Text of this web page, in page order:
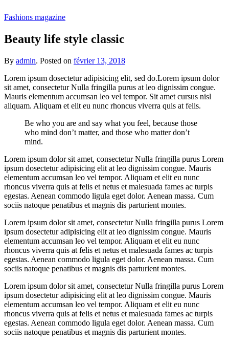
Fashions magazine
Beauty life style classic
By admin. Posted on février 13, 2018
Lorem ipsum dosectetur adipisicing elit, sed do.Lorem ipsum dolor
sit amet, consectetur Nulla fringilla purus at leo dignissim congue.
Mauris elementum accumsan leo vel tempor. Sit amet cursus nisl
aliquam. Aliquam et elit eu nunc rhoncus viverra quis at felis.
Be who you are and say what you feel, because those
who mind don’t matter, and those who matter don’t
mind.
Lorem ipsum dolor sit amet, consectetur Nulla fringilla purus Lorem
ipsum dosectetur adipisicing elit at leo dignissim congue. Mauris
elementum accumsan leo vel tempor. Aliquam et elit eu nunc
rhoncus viverra quis at felis et netus et malesuada fames ac turpis
egestas. Aenean commodo ligula eget dolor. Aenean massa. Cum
sociis natoque penatibus et magnis dis parturient montes.
Lorem ipsum dolor sit amet, consectetur Nulla fringilla purus Lorem
ipsum dosectetur adipisicing elit at leo dignissim congue. Mauris
elementum accumsan leo vel tempor. Aliquam et elit eu nunc
rhoncus viverra quis at felis et netus et malesuada fames ac turpis
egestas. Aenean commodo ligula eget dolor. Aenean massa. Cum
sociis natoque penatibus et magnis dis parturient montes.
Lorem ipsum dolor sit amet, consectetur Nulla fringilla purus Lorem
ipsum dosectetur adipisicing elit at leo dignissim congue. Mauris
elementum accumsan leo vel tempor. Aliquam et elit eu nunc
rhoncus viverra quis at felis et netus et malesuada fames ac turpis
egestas. Aenean commodo ligula eget dolor. Aenean massa. Cum
sociis natoque penatibus et magnis dis parturient montes.